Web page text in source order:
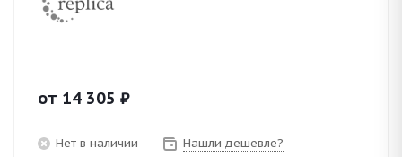
от 14 305 ₽
Нет в наличии
Нашли дешевле?